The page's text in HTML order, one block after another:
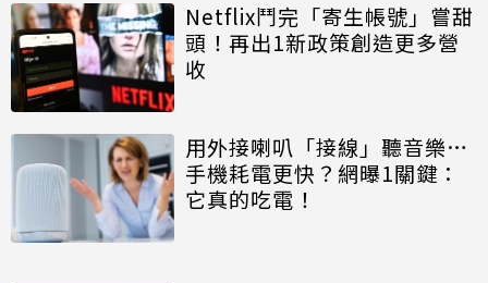
Netflix鬥完「寄生帳號」嘗甜
頭！再出1新政策創造更多營
收
用外接喇叭「接線」聽音樂…
手機耗電更快？網曝1關鍵：
它真的吃電！